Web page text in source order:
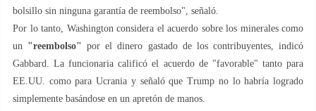
bolsillo sin ninguna garantía de reembolso", señaló.
Por lo tanto, Washington considera el acuerdo sobre los minerales como
un "reembolso" por el dinero gastado de los contribuyentes, indicó
Gabbard. La funcionaria calificó el acuerdo de "favorable" tanto para
EE.UU. como para Ucrania y señaló que Trump no lo habría logrado
simplemente basándose en un apretón de manos.